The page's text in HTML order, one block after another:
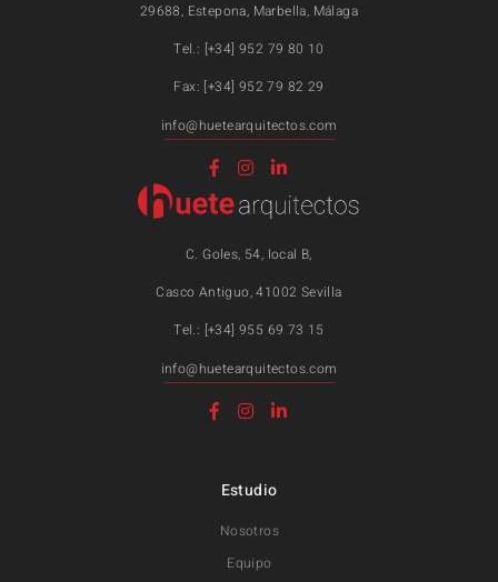
29688, Estepona, Marbella, Málaga
Tel.: [+34] 952 79 80 10
Fax: [+34] 952 79 82 29
info@huetearquitectos.com
C. Goles, 54, local B,
Casco Antiguo, 41002 Sevilla
Tel.: [+34] 955 69 73 15
info@huetearquitectos.com
Estudio
Nosotros
Equipo